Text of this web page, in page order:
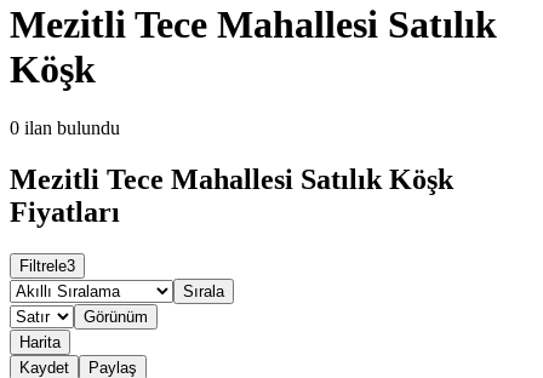
Mezitli Tece Mahallesi Satılık
Köşk
0 ilan bulundu
Mezitli Tece Mahallesi Satılık Köşk
Fiyatları
Filtrele3
Sırala
Görünüm
Harita
Kaydet
Paylaş